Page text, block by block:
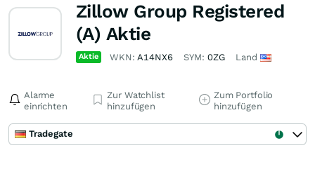
Zillow Group Registered
(A) Aktie
Aktie WKN:A14NX6 SYM: 0ZG Land
Alarme
einrichten
Zur Watchlist
hinzufügen
Zum Portfolio
hinzufügen
Tradegate